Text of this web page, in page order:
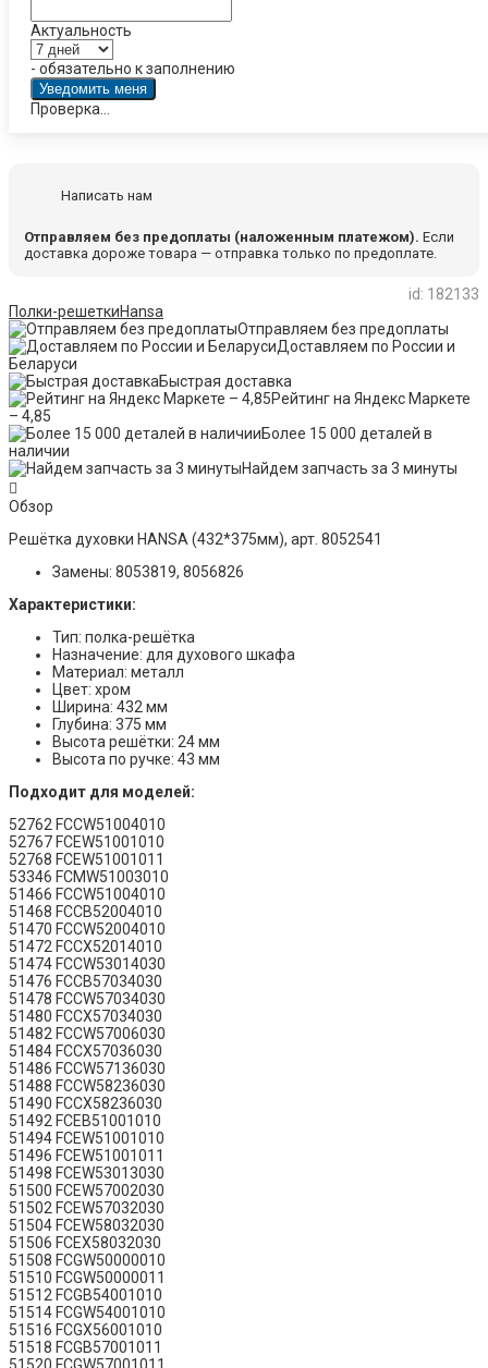
Актуальность
- обязательно к заполнению
Проверка...
Написать нам
Отправляем без предоплаты (наложенным платежом). Если
доставка дороже товара — отправка только по предоплате.
id: 182133
Полки-решеткиHansa
Отправляем без предоплаты
Доставляем по России и
Беларуси
Быстрая доставка
Рейтинг на Яндекс Маркете
– 4,85
Более 15 000 деталей в
наличии
Найдем запчасть за 3 минуты
Обзор
Решётка духовки HANSA (432*375мм), арт. 8052541
Замены: 8053819, 8056826
Характеристики:
Тип: полка-решётка
Назначение: для духового шкафа
Материал: металл
Цвет: хром
Ширина: 432 мм
Глубина: 375 мм
Высота решётки: 24 мм
Высота по ручке: 43 мм
Подходит для моделей:
52762 FCCW51004010
52767 FCEW51001010
52768 FCEW51001011
53346 FCMW51003010
51466 FCCW51004010
51468 FCCB52004010
51470 FCCW52004010
51472 FCCX52014010
51474 FCCW53014030
51476 FCCB57034030
51478 FCCW57034030
51480 FCCX57034030
51482 FCCW57006030
51484 FCCX57036030
51486 FCCW57136030
51488 FCCW58236030
51490 FCCX58236030
51492 FCEB51001010
51494 FCEW51001010
51496 FCEW51001011
51498 FCEW53013030
51500 FCEW57002030
51502 FCEW57032030
51504 FCEW58032030
51506 FCEX58032030
51508 FCGW50000010
51510 FCGW50000011
51512 FCGB54001010
51514 FCGW54001010
51516 FCGX56001010
51518 FCGB57001011